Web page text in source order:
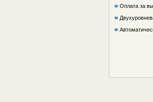
Оплата за